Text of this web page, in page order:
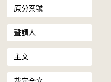
原分案號
聲請人
主文